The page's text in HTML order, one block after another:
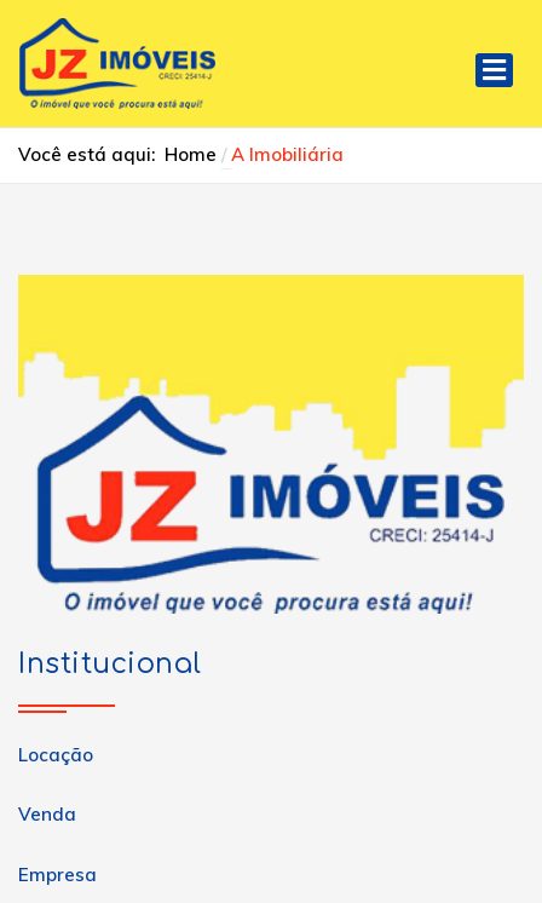
Você está aqui: Home A Imobiliária
Institucional
Locação
Venda
Empresa